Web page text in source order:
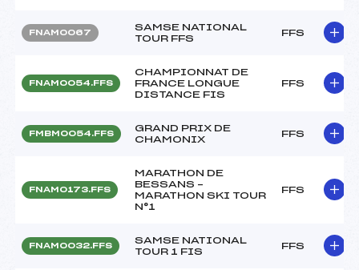
FNAM0067
SAMSE NATIONAL
TOUR FFS
FFS
FNAM0054.FFS
CHAMPIONNAT DE
FRANCE LONGUE
DISTANCE FIS
FFS
FMBM0054.FFS
GRAND PRIX DE
CHAMONIX
FFS
FNAM0173.FFS
MARATHON DE
BESSANS –
MARATHON SKI TOUR
N°1
FFS
FNAM0032.FFS
SAMSE NATIONAL
TOUR 1 FIS
FFS